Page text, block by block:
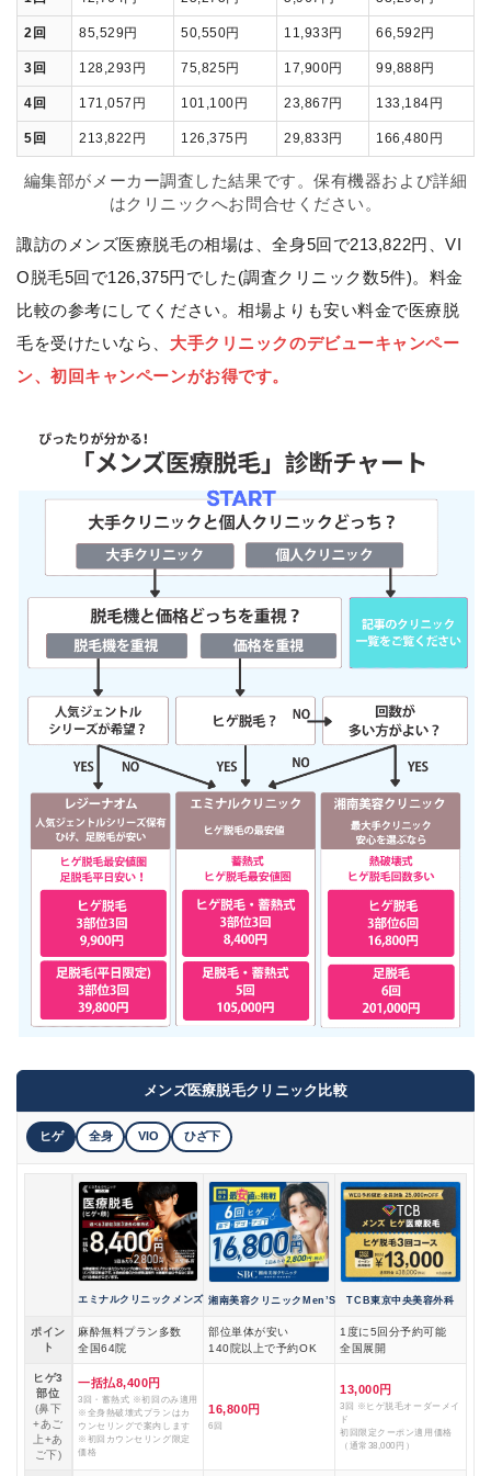
2回 85,529円 50,550円 11,933円 66,592円
3回 128,293円 75,825円 17,900円 99,888円
4回 171,057円 101,100円 23,867円 133,184円
5回 213,822円 126,375円 29,833円 166,480円
編集部がメーカー調査した結果です。保有機器および詳細
はクリニックへお問合せください。
諏訪のメンズ医療脱毛の相場は、全身5回で213,822円、VI
O脱毛5回で126,375円でした(調査クリニック数5件)。料金
比較の参考にしてください。相場よりも安い料金で医療脱
毛を受けたいなら、 大手クリニックのデビューキャンペー
ン、初回キャンペーンがお得です。
メンズ医療脱毛クリニック比較
ヒゲ 全身 VIO ひざ下
エミナルクリニックメンズ 湘南美容クリニックMen’S TCB東京中央美容外科
ポイン
ト
麻酔無料プラン多数
全国64院
部位単体が安い
140院以上で予約OK
1度に5回分予約可能
全国展開
ヒゲ3
部位
(鼻下
+あご
上+あ
ご下)
一括払8,400円
3回・蓄熱式 ※初回のみ適用
※全身熱破壊式プランはカ
ウンセリングで案内します
※初回カウンセリング限定
価格
16,800円
6回
13,000円
3回 ※ヒゲ脱毛オーダーメイ
ド
初回限定クーポン適用価格
（通常38,000円）